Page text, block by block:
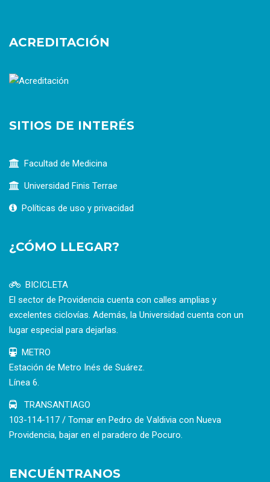
ACREDITACIÓN
SITIOS DE INTERÉS
Facultad de Medicina
Universidad Finis Terrae
Políticas de uso y privacidad
¿CÓMO LLEGAR?
BICICLETA
El sector de Providencia cuenta con calles amplias y
excelentes ciclovías. Además, la Universidad cuenta con un
lugar especial para dejarlas.
METRO
Estación de Metro Inés de Suárez.
Línea 6.
TRANSANTIAGO
103-114-117 / Tomar en Pedro de Valdivia con Nueva
Providencia, bajar en el paradero de Pocuro.
ENCUÉNTRANOS